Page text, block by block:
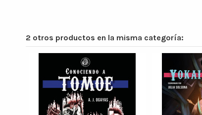
2 otros productos en la misma categoría: